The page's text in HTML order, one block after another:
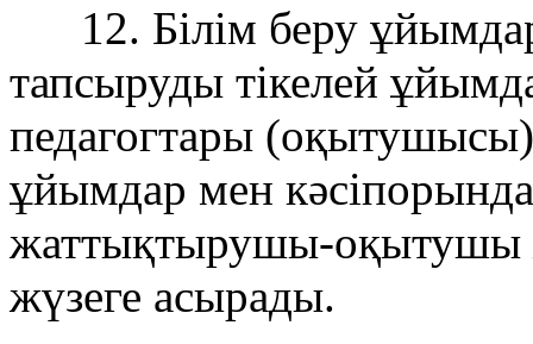
12. Білім беру
тапсыруды тікелей
педагогтары
ұйымдар мен
жаттықтырушы-оқытушы
жүзеге асырады.